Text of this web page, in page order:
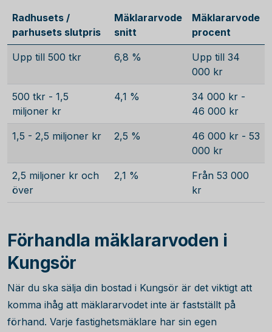
Radhusets /
parhusets slutpris
Mäklararvode
snitt
Mäklararvode
procent
Upp till 500 tkr 6,8 %
Upp till 34
000 kr
500 tkr - 1,5
miljoner kr
4,1 %
34 000 kr -
46 000 kr
1,5 - 2,5 miljoner kr 2,5 %
46 000 kr - 53
000 kr
2,5 miljoner kr och
över
2,1 %
Från 53 000
kr
Förhandla mäklararvoden i
Kungsör
När du ska sälja din bostad i Kungsör är det viktigt att
komma ihåg att mäklararvodet inte är fastställt på
förhand. Varje fastighetsmäklare har sin egen